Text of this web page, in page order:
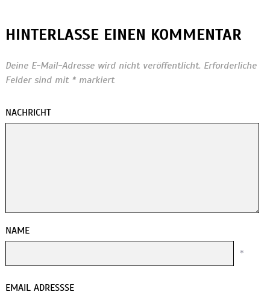
HINTERLASSE EINEN KOMMENTAR
Deine E-Mail-Adresse wird nicht veröffentlicht. Erforderliche
Felder sind mit *markiert
NACHRICHT
NAME
*
EMAIL ADRESSSE